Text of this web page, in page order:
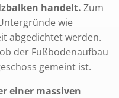
handelt. Zum
wie
abgedichtet werden.
der Fußbodenaufbau
gemeint ist.
einer massiven